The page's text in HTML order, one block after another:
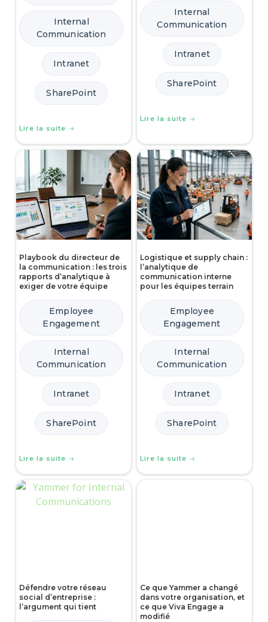
Internal
Communication
Intranet
SharePoint
Lire la suite
Internal
Communication
Intranet
SharePoint
Lire la suite
Playbook du directeur de
la communication : les trois
rapports d’analytique à
exiger de votre équipe
Employee
Engagement
Internal
Communication
Intranet
SharePoint
Lire la suite
Logistique et supply chain :
l’analytique de
communication interne
pour les équipes terrain
Employee
Engagement
Internal
Communication
Intranet
SharePoint
Lire la suite
Défendre votre réseau
social d’entreprise :
l’argument qui tient
Ce que Yammer a changé
dans votre organisation, et
ce que Viva Engage a
modifié